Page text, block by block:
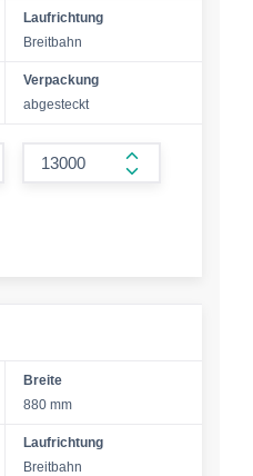
Laufrichtung
Breitbahn
Verpackung
abgesteckt
form.increase-
Breite
880 mm
Laufrichtung
Breitbahn